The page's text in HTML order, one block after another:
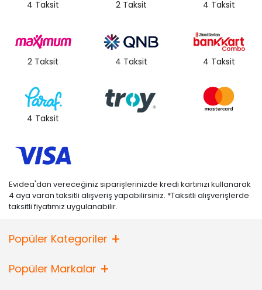
4 Taksit 2 Taksit 4 Taksit
2 Taksit 4 Taksit 4 Taksit
4 Taksit
Evidea'dan vereceğiniz siparişlerinizde kredi kartınızı kullanarak
4 aya varan taksitli alışveriş yapabilirsiniz. *Taksitli alışverişlerde
taksitli fiyatımız uygulanabilir.
Popüler Kategoriler
Popüler Markalar